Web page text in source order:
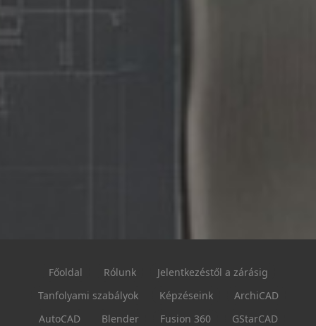
Főoldal Rólunk
Jelentkezéstől a zárásig
Tanfolyami szabályok
Képzéseink
ArchiCAD
AutoCAD
Blender Fusion 360
GStarCAD